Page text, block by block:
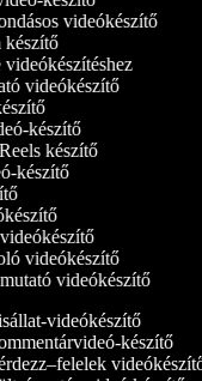
videókészítő
készítő
videókészítéshez
videókészítő
készítő
készítő
készítő
videókészítő
videókészítő
videókészítő
videókészítő
készítő
videókészítő